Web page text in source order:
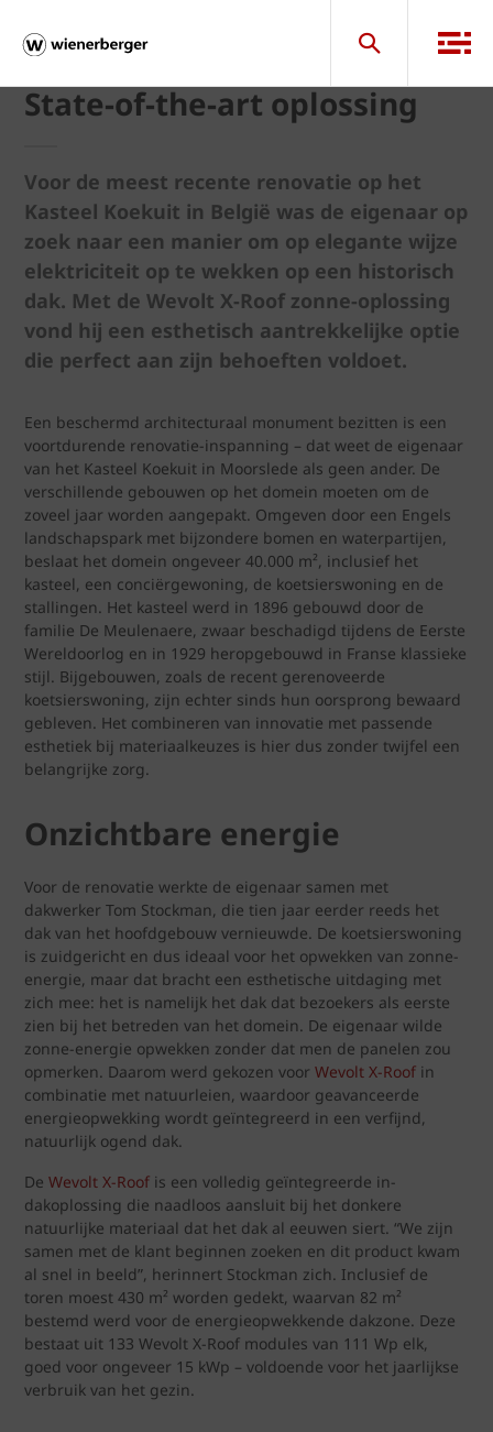
State-of-the-art oplossing
Voor de meest recente renovatie op het
Kasteel Koekuit in België was de eigenaar op
zoek naar een manier om op elegante wijze
elektriciteit op te wekken op een historisch
dak. Met de Wevolt X-Roof zonne-oplossing
vond hij een esthetisch aantrekkelijke optie
die perfect aan zijn behoeften voldoet.
Een beschermd architecturaal monument bezitten is een
voortdurende renovatie-inspanning – dat weet de eigenaar
van het Kasteel Koekuit in Moorslede als geen ander. De
verschillende gebouwen op het domein moeten om de
zoveel jaar worden aangepakt. Omgeven door een Engels
landschapspark met bijzondere bomen en waterpartijen,
beslaat het domein ongeveer 40.000 m², inclusief het
kasteel, een conciërgewoning, de koetsierswoning en de
stallingen. Het kasteel werd in 1896 gebouwd door de
familie De Meulenaere, zwaar beschadigd tijdens de Eerste
Wereldoorlog en in 1929 heropgebouwd in Franse klassieke
stijl. Bijgebouwen, zoals de recent gerenoveerde
koetsierswoning, zijn echter sinds hun oorsprong bewaard
gebleven. Het combineren van innovatie met passende
esthetiek bij materiaalkeuzes is hier dus zonder twijfel een
belangrijke zorg.
Onzichtbare energie
Voor de renovatie werkte de eigenaar samen met
dakwerker Tom Stockman, die tien jaar eerder reeds het
dak van het hoofdgebouw vernieuwde. De koetsierswoning
is zuidgericht en dus ideaal voor het opwekken van zonne-
energie, maar dat bracht een esthetische uitdaging met
zich mee: het is namelijk het dak dat bezoekers als eerste
zien bij het betreden van het domein. De eigenaar wilde
zonne-energie opwekken zonder dat men de panelen zou
opmerken. Daarom werd gekozen voor Wevolt X-Roof in
combinatie met natuurleien, waardoor geavanceerde
energieopwekking wordt geïntegreerd in een verfijnd,
natuurlijk ogend dak.
De Wevolt X-Roof is een volledig geïntegreerde in-
dakoplossing die naadloos aansluit bij het donkere
natuurlijke materiaal dat het dak al eeuwen siert. “We zijn
samen met de klant beginnen zoeken en dit product kwam
al snel in beeld”, herinnert Stockman zich. Inclusief de
toren moest 430 m² worden gedekt, waarvan 82 m²
bestemd werd voor de energieopwekkende dakzone. Deze
bestaat uit 133 Wevolt X-Roof modules van 111 Wp elk,
goed voor ongeveer 15 kWp – voldoende voor het jaarlijkse
verbruik van het gezin.